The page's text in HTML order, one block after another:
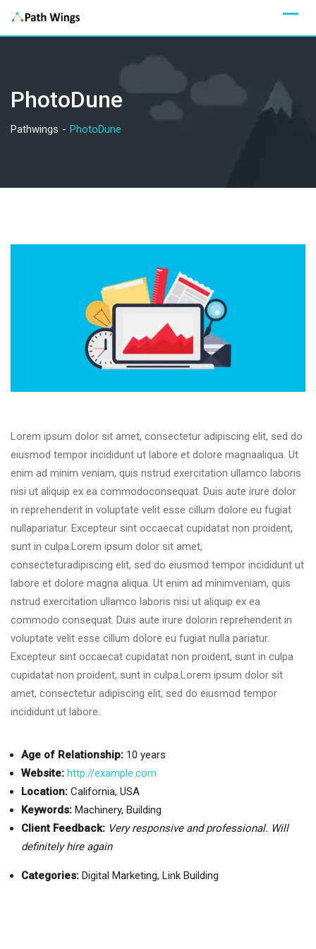
PhotoDune
Pathwings - PhotoDune
Lorem ipsum dolor sit amet, consectetur adipiscing elit, sed do
eiusmod tempor incididunt ut labore et dolore magnaaliqua. Ut
enim ad minim veniam, quis nstrud exercitation ullamco laboris
nisi ut aliquip ex ea commodoconsequat. Duis aute irure dolor
in reprehenderit in voluptate velit esse cillum dolore eu fugiat
nullapariatur. Excepteur sint occaecat cupidatat non proident,
sunt in culpa.Lorem ipsum dolor sit amet,
consecteturadipiscing elit, sed do eiusmod tempor incididunt ut
labore et dolore magna aliqua. Ut enim ad minimveniam, quis
nstrud exercitation ullamco laboris nisi ut aliquip ex ea
commodo consequat. Duis aute irure dolorin reprehenderit in
voluptate velit esse cillum dolore eu fugiat nulla pariatur.
Excepteur sint occaecat cupidatat non proident, sunt in culpa
cupidatat non proident, sunt in culpa.Lorem ipsum dolor sit
amet, consectetur adipiscing elit, sed do eiusmod tempor
incididunt ut labore.
Age of Relationship: 10 years
Website: http://example.com
Location: California, USA
Keywords: Machinery, Building
Client Feedback: Very responsive and professional. Will
definitely hire again
Categories: Digital Marketing, Link Building